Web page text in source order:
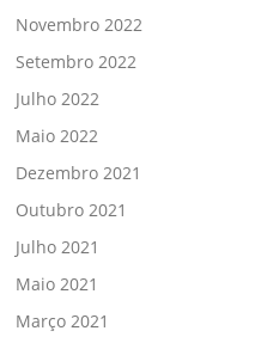
Novembro 2022
Setembro 2022
Julho 2022
Maio 2022
Dezembro 2021
Outubro 2021
Julho 2021
Maio 2021
Março 2021